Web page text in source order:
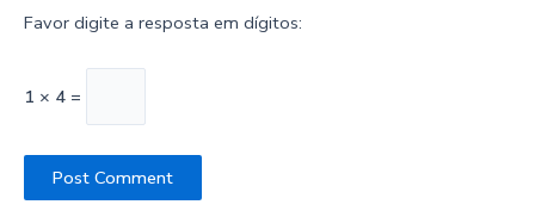
Favor digite a resposta em dígitos:
1 × 4 =